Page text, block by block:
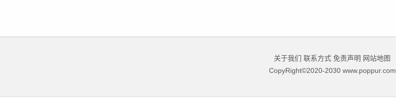
关于我们 联系方式 免责声明 网站地图
CopyRight©2020-2030 www.poppur.com